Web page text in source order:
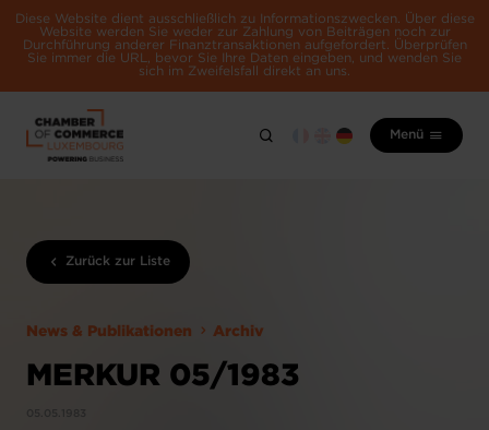
Diese Website dient ausschließlich zu Informationszwecken. Über diese
Website werden Sie weder zur Zahlung von Beiträgen noch zur
Durchführung anderer Finanztransaktionen aufgefordert. Überprüfen
Sie immer die URL, bevor Sie Ihre Daten eingeben, und wenden Sie
sich im Zweifelsfall direkt an uns.
Menü
Zurück zur Liste
News & Publikationen Archiv
MERKUR 05/1983